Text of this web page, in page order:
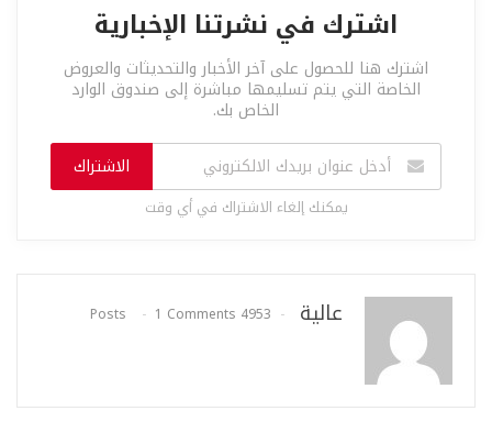
اشترك في نشرتنا الإخبارية
اشترك هنا للحصول على آخر الأخبار والتحديثات والعروض
الخاصة التي يتم تسليمها مباشرة إلى صندوق الوارد
الخاص بك.
الاشتراك
يمكنك إلغاء الاشتراك في أي وقت
عالية 4953 Posts
1 Comments